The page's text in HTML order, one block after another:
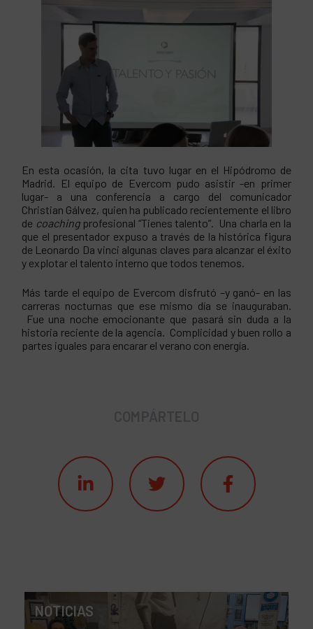
En esta ocasión, la cita tuvo lugar en el Hipódromo de
Madrid. El equipo de Evercom pudo asistir -en primer
lugar- a una conferencia a cargo del comunicador
Christian Gálvez, quien ha publicado recientemente el libro
de coaching profesional “Tienes talento”. Una charla en la
que el presentador expuso a través de la histórica figura
de Leonardo Da vinci algunas claves para alcanzar el éxito
y explotar el talento interno que todos tenemos.
Más tarde el equipo de Evercom disfrutó –y ganó- en las
carreras nocturnas que ese mismo día se inauguraban.
Fue una noche emocionante que pasará sin duda a la
historia reciente de la agencia. Complicidad y buen rollo a
partes iguales para encarar el verano con energía.
NOTICIAS